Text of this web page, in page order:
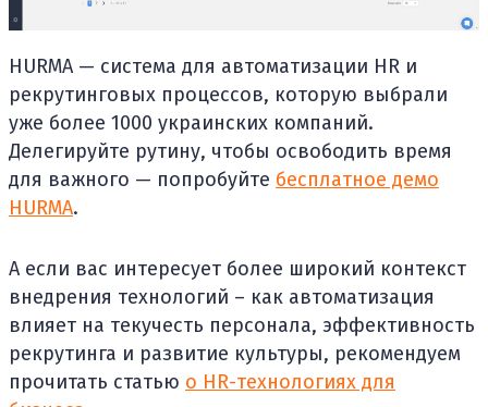
HURMA — система для автоматизации HR и
рекрутинговых процессов, которую выбрали
уже более 1000 украинских компаний.
Делегируйте рутину, чтобы освободить время
для важного — попробуйте бесплатное демо
HURMA.
А если вас интересует более широкий контекст
внедрения технологий – как автоматизация
влияет на текучесть персонала, эффективность
рекрутинга и развитие культуры, рекомендуем
прочитать статью о HR-технологиях для